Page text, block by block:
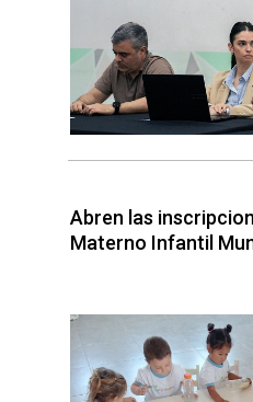
Abren las
Materno Infantil